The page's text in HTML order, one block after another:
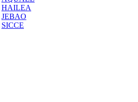
HAILEA
JEBAO
SICCE